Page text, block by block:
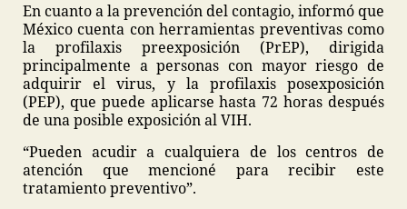
En cuanto a la prevención del contagio, informó que
México cuenta con herramientas preventivas como
la profilaxis preexposición (PrEP), dirigida
principalmente a personas con mayor riesgo de
adquirir el virus, y la profilaxis posexposición
(PEP), que puede aplicarse hasta 72 horas después
de una posible exposición al VIH.
“Pueden acudir a cualquiera de los centros de
atención que mencioné para recibir este
tratamiento preventivo”.